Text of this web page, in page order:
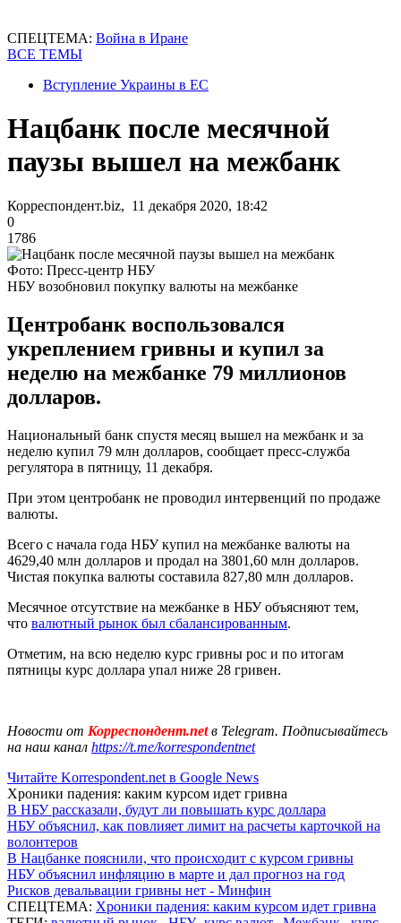
СПЕЦТЕМА: Война в Иране
ВСЕ ТЕМЫ
Вступление Украины в ЕС
Нацбанк после месячной
паузы вышел на межбанк
Корреспондент.biz, 11 декабря 2020, 18:42
0
1786
Фото: Пресс-центр НБУ
НБУ возобновил покупку валюты на межбанке
Центробанк воспользовался
укреплением гривны и купил за
неделю на межбанке 79 миллионов
долларов.
Национальный банк спустя месяц вышел на межбанк и за
неделю купил 79 млн долларов, сообщает пресс-служба
регулятора в пятницу, 11 декабря.
При этом центробанк не проводил интервенций по продаже
валюты.
Всего с начала года НБУ купил на межбанке валюты на
4629,40 млн долларов и продал на 3801,60 млн долларов.
Чистая покупка валюты составила 827,80 млн долларов.
Месячное отсутствие на межбанке в НБУ объясняют тем,
что валютный рынок был сбалансированным.
Отметим, на всю неделю курс гривны рос и по итогам
пятницы курс доллара упал ниже 28 гривен.
Новости от Корреспондент.netв Telegram. Подписывайтесь
на наш канал https://t.me/korrespondentnet
Читайте Korrespondent.net в Google News
Хроники падения: каким курсом идет гривна
В НБУ рассказали, будут ли повышать курс доллара
НБУ объяснил, как повлияет лимит на расчеты карточкой на
волонтеров
В Нацбанке пояснили, что происходит с курсом гривны
НБУ объяснил инфляцию в марте и дал прогноз на год
Рисков девальвации гривны нет - Минфин
СПЕЦТЕМА: Хроники падения: каким курсом идет гривна